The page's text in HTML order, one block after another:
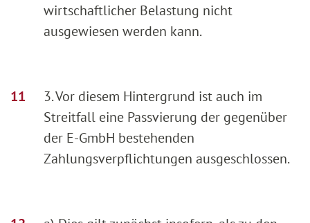
wirtschaftlicher Belastung nicht
ausgewiesen werden kann.
3. Vor diesem Hintergrund ist auch im
Streitfall eine Passvierung der gegenüber
der E-GmbH bestehenden
Zahlungsverpflichtungen ausgeschlossen.